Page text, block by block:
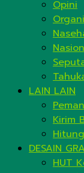
Opini
LAIN LAIN
Kirim
DESAIN
HUT